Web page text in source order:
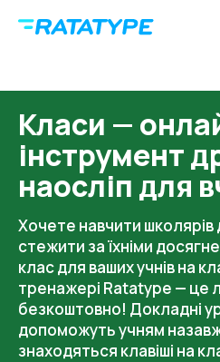
Класи —
інструмент
наосліп для
Хочете навчити школярів
стежити за їхніми
клас для ваших учнів на
тренажері Ratatype — це
безкоштовно! Докладні
допоможуть учням
знаходяться клавіші на